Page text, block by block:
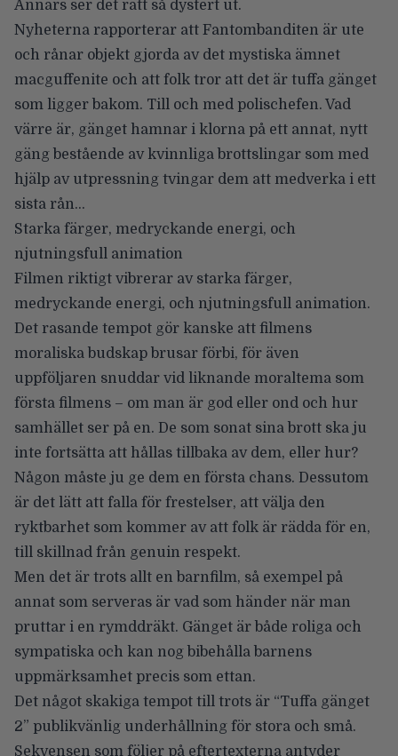
Annars ser det rätt så dystert ut.
Nyheterna rapporterar att Fantombanditen är ute
och rånar objekt gjorda av det mystiska ämnet
macguffenite och att folk tror att det är tuffa gänget
som ligger bakom. Till och med polischefen. Vad
värre är, gänget hamnar i klorna på ett annat, nytt
gäng bestående av kvinnliga brottslingar som med
hjälp av utpressning tvingar dem att medverka i ett
sista rån…
Starka färger, medryckande energi, och
njutningsfull animation
Filmen riktigt vibrerar av starka färger,
medryckande energi, och njutningsfull animation.
Det rasande tempot gör kanske att filmens
moraliska budskap brusar förbi, för även
uppföljaren snuddar vid liknande moraltema som
första filmens – om man är god eller ond och hur
samhället ser på en. De som sonat sina brott ska ju
inte fortsätta att hållas tillbaka av dem, eller hur?
Någon måste ju ge dem en första chans. Dessutom
är det lätt att falla för frestelser, att välja den
ryktbarhet som kommer av att folk är rädda för en,
till skillnad från genuin respekt.
Men det är trots allt en barnfilm, så exempel på
annat som serveras är vad som händer när man
pruttar i en rymddräkt. Gänget är både roliga och
sympatiska och kan nog bibehålla barnens
uppmärksamhet precis som ettan.
Det något skakiga tempot till trots är “Tuffa gänget
2” publikvänlig underhållning för stora och små.
Sekvensen som följer på eftertexterna antyder